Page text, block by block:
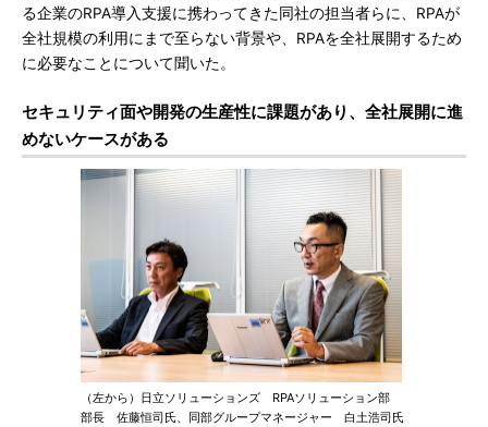
る企業のRPA導入支援に携わってきた同社の担当者らに、RPAが
全社規模の利用にまで至らない背景や、RPAを全社展開するため
に必要なことについて聞いた。
セキュリティ面や開発の生産性に課題があり、全社展開に進
めないケースがある
（左から）日立ソリューションズ RPAソリューション部
部長 佐藤恒司氏、同部グループマネージャー 白土浩司氏